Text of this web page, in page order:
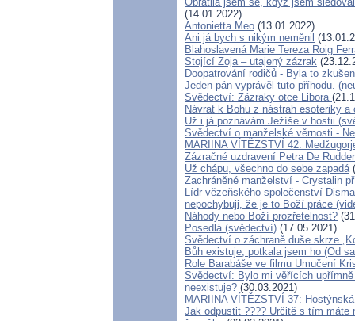
(14.01.2022)
Antonietta Meo (13.01.2022)
Ani já bych s nikým neměnil
Blahoslavená Marie Tereza Roig
Stojící Zoja – utajený zázrak
Doopatrování rodičů - Byla to
Jeden pán vyprávěl tuto příhodu.
Svědectví: Zázraky otce Libora
Návrat k Bohu z nástrah esoteriky a
Už i já poznávám Ježíše v hostii
Svědectví o manželské věrnosti -
MARIINA VÍTĚZSTVÍ 42:
Zázračné uzdravení Petra De
Už chápu, všechno do sebe zapadá
Zachráněné manželství - Crystalin
Lídr vězeňského společenství
nepochybuji, že je to Boží práce
Náhody nebo Boží prozřetelnost?
Posedlá (svědectví) (17.05.2021)
Svědectví o záchraně duše skrze
Bůh existuje, potkala jsem ho (Od
Role Barabáše ve filmu Umučení
Svědectví: Bylo mi věřících
neexistuje? (30.03.2021)
MARIINA VÍTĚZSTVÍ 37:
Jak odpustit ???? Určitě s tím